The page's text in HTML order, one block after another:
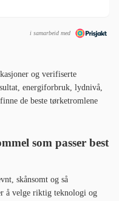
i samarbeid med
og verifiserte
energiforbruk, lydnivå,
de beste tørketromlene
som passer best
skånsomt og så
å velge riktig teknologi og